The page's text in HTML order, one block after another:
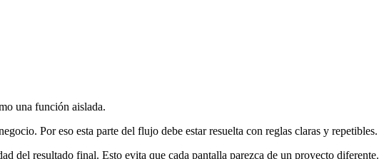
una función aislada.
Por eso esta parte del flujo debe estar resuelta con reglas claras y repetibles.
del resultado final. Esto evita que cada pantalla parezca de un proyecto diferente.